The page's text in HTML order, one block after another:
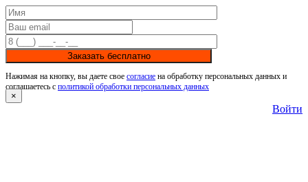
Заказать бесплатно
Нажимая на кнопку, вы даете свое согласие на обработку персональных данных и
соглашаетесь с политикой обработки персональных данных
×
Войти